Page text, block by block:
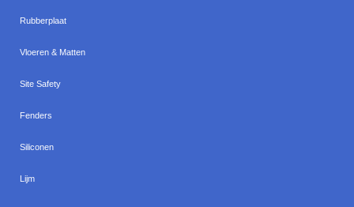
Rubberplaat
Vloeren & Matten
Site Safety
Fenders
Siliconen
Lijm